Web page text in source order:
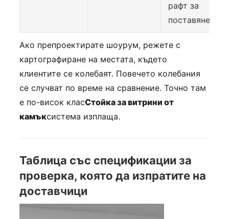
рафт за
поставяне
Ако препроектирате шоурум, режете с
картографиране на местата, където
клиентите се колебаят. Повечето колебания
се случват по време на сравнение. Точно там
е по-висок класСтойка за витрини от
камъксистема изплаща.
Таблица със спецификации за
проверка, която да изпратите на
доставчици